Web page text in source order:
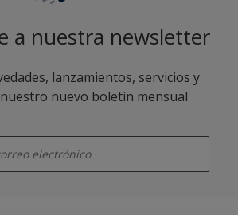
a nuestra newsletter
lanzamientos, servicios y
nuevo boletín mensual